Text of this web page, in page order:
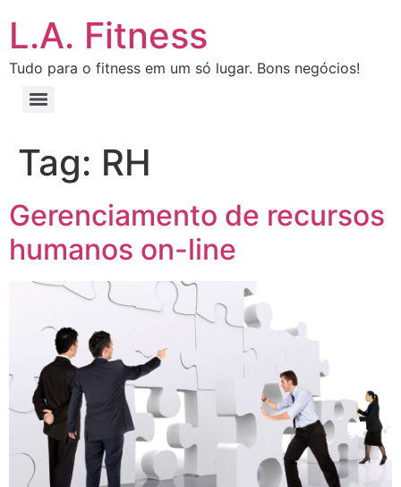
L.A. Fitness
Tudo para o fitness em um só lugar. Bons negócios!
Tag: RH
Gerenciamento de recursos
humanos on-line